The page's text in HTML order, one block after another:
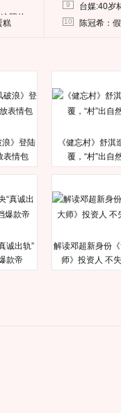
照片
糕
9 台媒:40岁
10 陈冠希：
浪》登陆
表情包
《健忘村》舒淇
覆，“村”出自
诚出轨”
款帝
解读邓超新身份
师》投资人 不